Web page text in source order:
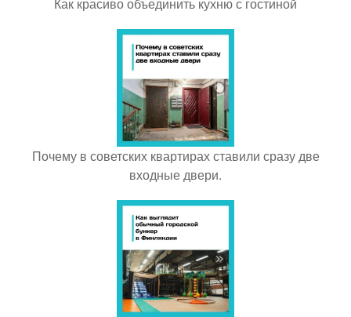
Почему в советских квартирах ставили сразу две
входные двери.